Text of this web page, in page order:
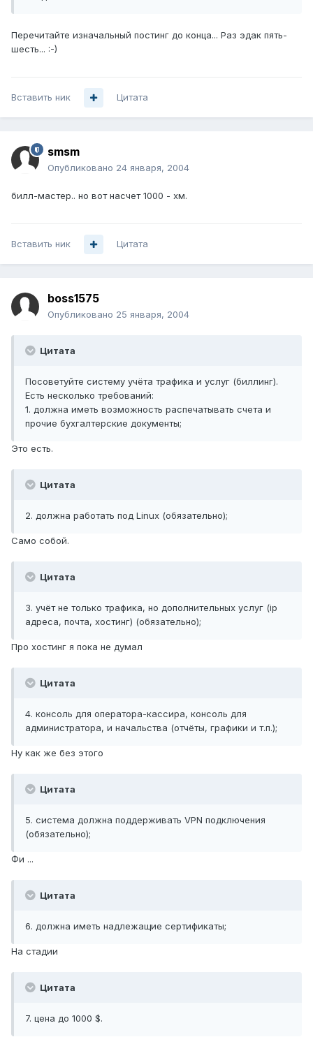
Перечитайте изначальный постинг до конца... Раз эдак пять-
шесть... :-)
Вставить ник Цитата
smsm
Опубликовано 24 января, 2004
билл-мастер.. но вот насчет 1000 - хм.
Вставить ник Цитата
boss1575
Опубликовано 25 января, 2004
Цитата
Посоветуйте систему учёта трафика и услуг (биллинг).
Есть несколько требований:
1. должна иметь возможность распечатывать счета и
прочие бухгалтерские документы;
Это есть.
Цитата
2. должна работать под Linux (обязательно);
Само собой.
Цитата
3. учёт не только трафика, но дополнительных услуг (ip
адреса, почта, хостинг) (обязательно);
Про хостинг я пока не думал
Цитата
4. консоль для оператора-кассира, консоль для
администратора, и начальства (отчёты, графики и т.п.);
Ну как же без этого
Цитата
5. система должна поддерживать VPN подключения
(обязательно);
Фи ...
Цитата
6. должна иметь надлежащие сертификаты;
На стадии
Цитата
7. цена до 1000 $.